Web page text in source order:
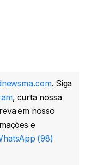
. Siga
, curta nossa
em nosso
e
(98)